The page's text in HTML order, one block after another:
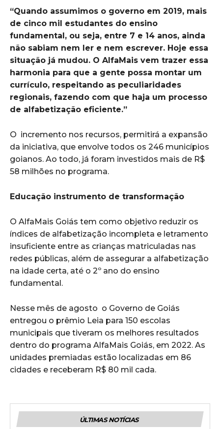
“Quando assumimos o governo em 2019, mais
de cinco mil estudantes do ensino
fundamental, ou seja, entre 7 e 14 anos, ainda
não sabiam nem ler e nem escrever. Hoje essa
situação já mudou. O AlfaMais vem trazer essa
harmonia para que a gente possa montar um
currículo, respeitando as peculiaridades
regionais, fazendo com que haja um processo
de alfabetização eficiente.”
O incremento nos recursos, permitirá a expansão
da iniciativa, que envolve todos os 246 municípios
goianos. Ao todo, já foram investidos mais de R$
58 milhões no programa.
Educação instrumento de transformação
O AlfaMais Goiás tem como objetivo reduzir os
índices de alfabetização incompleta e letramento
insuficiente entre as crianças matriculadas nas
redes públicas, além de assegurar a alfabetização
na idade certa, até o 2º ano do ensino
fundamental.
Nesse mês de agosto o Governo de Goiás
entregou o prêmio Leia para 150 escolas
municipais que tiveram os melhores resultados
dentro do programa AlfaMais Goiás, em 2022. As
unidades premiadas estão localizadas em 86
cidades e receberam R$ 80 mil cada.
ÚLTIMAS NOTÍCIAS